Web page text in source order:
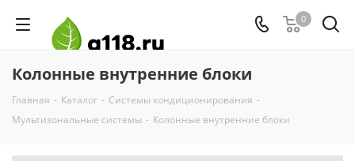
0
Колонные внутренние блоки
Главная - Каталог - Системы кондиционирования -
Мультизональные системы - Колонные внутренние блоки